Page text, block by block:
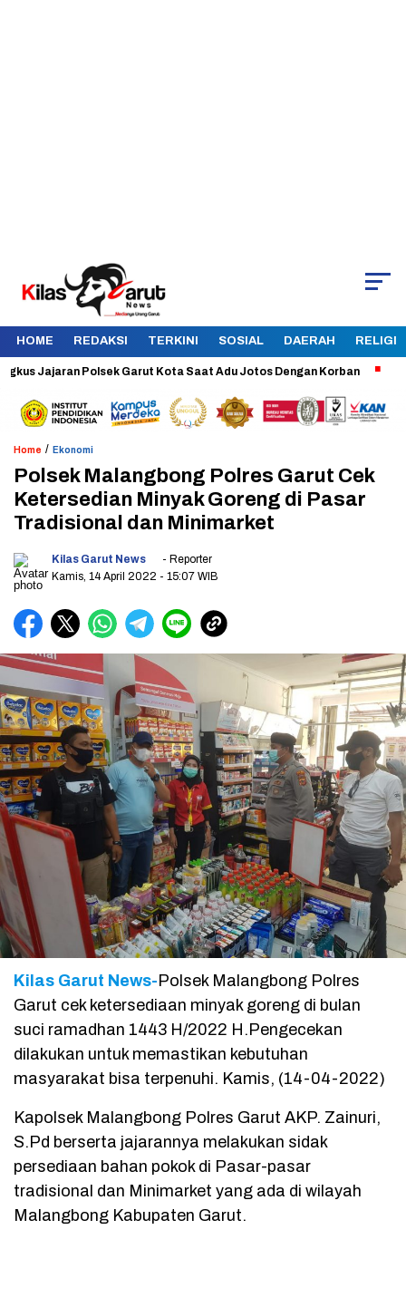
HOME REDAKSI TERKINI SOSIAL DAERAH RELIGI
Polsek Garut Kota Saat Adu Jotos Dengan Korban Aman
Home / Ekonomi
Polsek Malangbong Polres Garut Cek
Ketersedian Minyak Goreng di Pasar
Tradisional dan Minimarket
Kilas Garut News
- Reporter
Kamis, 14 April 2022 - 15:07 WIB
Kilas Garut News-Polsek Malangbong Polres
Garut cek ketersediaan minyak goreng di bulan
suci ramadhan 1443 H/2022 H.Pengecekan
dilakukan untuk memastikan kebutuhan
masyarakat bisa terpenuhi. Kamis, (14-04-2022)
Kapolsek Malangbong Polres Garut AKP. Zainuri,
S.Pd berserta jajarannya melakukan sidak
persediaan bahan pokok di Pasar-pasar
tradisional dan Minimarket yang ada di wilayah
Malangbong Kabupaten Garut.